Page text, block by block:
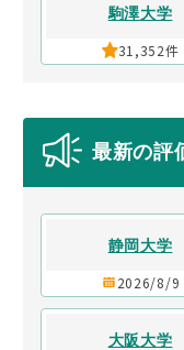
駒澤大学
31,352件
最新の評
静岡大学
2026/8/9
大阪大学